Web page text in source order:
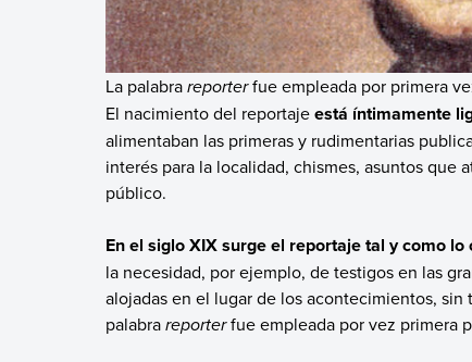
La palabrareporterfue empleada por primera
El nacimiento del reportajeestá íntimamente
alimentaban las primeras y rudimentarias
interés para la localidad, chismes, asuntos
público.
En el siglo XIX surge el reportaje tal y como lo
la necesidad, por ejemplo, de testigos en las
alojadas en el lugar de los acontecimientos,
palabrareporterfue empleada por vez primera